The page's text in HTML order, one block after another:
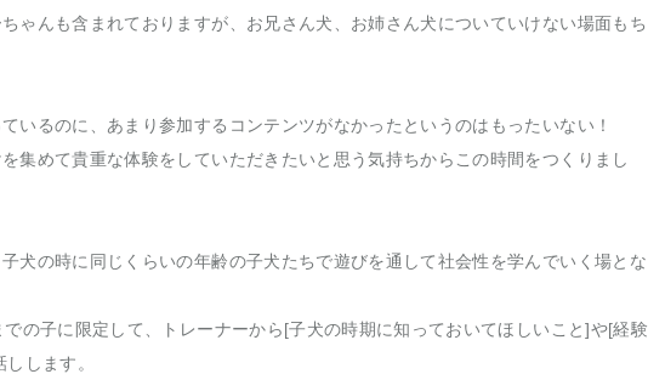
ゃんも含まれておりますが、お兄さん犬、お姉さん犬についていけない場面もち
いるのに、あまり参加するコンテンツがなかったというのはもったいない！
集めて貴重な体験をしていただきたいと思う気持ちからこの時間をつくりまし
子犬の時に同じくらいの年齢の子犬たちで遊びを通して社会性を学んでいく場とな
の子に限定して、トレーナーから[子犬の時期に知っておいてほしいこと]や[経験
します。